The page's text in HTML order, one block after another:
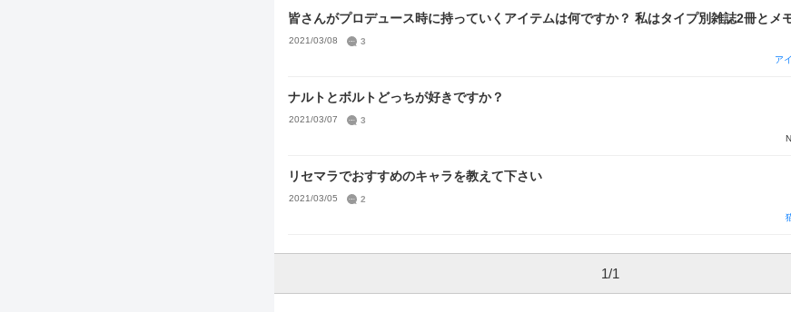
皆さんがプロデュース時に持っていくアイテムは何ですか？ 私はタイプ別雑誌2冊とメ
2021/03/08
3
ア
ナルトとボルトどっちが好きですか？
2021/03/07
3
リセマラでおすすめのキャラを教えて下さい
2021/03/05
2
1/1